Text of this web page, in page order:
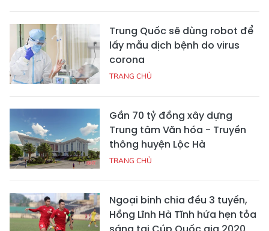
Trung Quốc sẽ dùng robot để
lấy mẫu dịch bệnh do virus
corona
TRANG CHỦ
Gần 70 tỷ đồng xây dựng
Trung tâm Văn hóa - Truyền
thông huyện Lộc Hà
TRANG CHỦ
Ngoại binh chia đều 3 tuyến,
Hồng Lĩnh Hà Tĩnh hứa hẹn tỏa